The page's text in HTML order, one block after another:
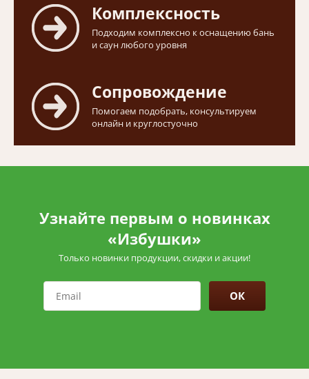
Комплексность
Подходим комплексно к оснащению бань
и саун любого уровня
Сопровождение
Помогаем подобрать, консультируем
онлайн и круглостуочно
Узнайте первым о новинках
«Избушки»
Только новинки продукции, скидки и акции!
ОК